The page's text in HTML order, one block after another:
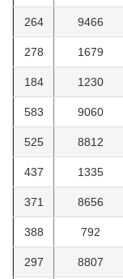
264 9466
278 1679
184 1230
583 9060
525 8812
437 1335
371 8656
388 792
297 8807